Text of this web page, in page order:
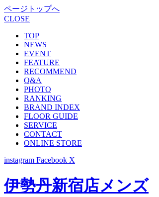
ページトップへ
CLOSE
TOP
NEWS
EVENT
FEATURE
RECOMMEND
Q&A
PHOTO
RANKING
BRAND INDEX
FLOOR GUIDE
SERVICE
CONTACT
ONLINE STORE
instagram Facebook X
伊勢丹新宿店メンズ